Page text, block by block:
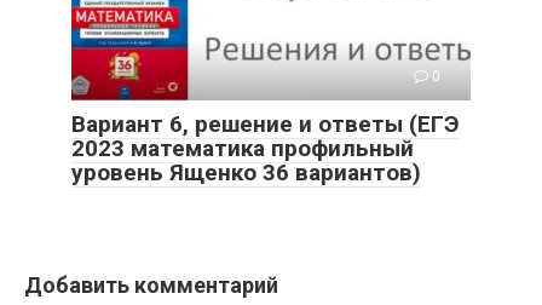
0
Вариант 6, решение и ответы (ЕГЭ
2023 математика профильный
уровень Ященко 36 вариантов)
Добавить комментарий